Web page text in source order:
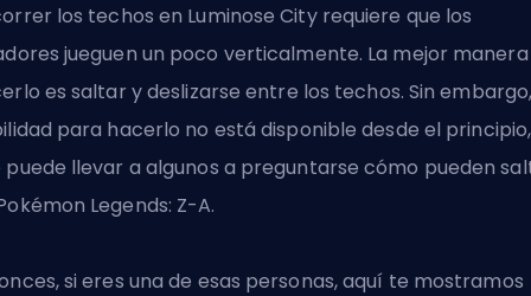
los techos en Luminose City requiere que los
jueguen un poco verticalmente. La mejor
es saltar y deslizarse entre los techos. Sin
para hacerlo no está disponible desde el
puede llevar a algunos a preguntarse cómo pueden
Legends: Z-A.
si eres una de esas personas, aquí te mostramos